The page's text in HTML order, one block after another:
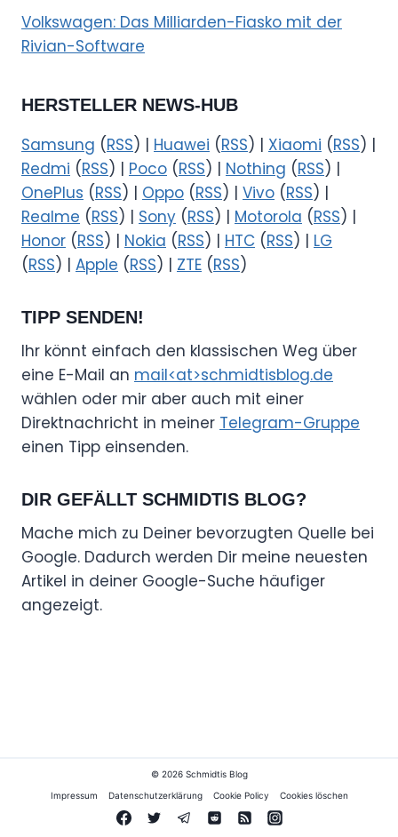
Volkswagen: Das Milliarden-Fiasko mit der
Rivian-Software
HERSTELLER NEWS-HUB
Samsung (RSS) | Huawei (RSS) | Xiaomi (RSS) |
Redmi (RSS) | Poco (RSS) | Nothing (RSS) |
OnePlus (RSS) | Oppo (RSS) | Vivo (RSS) |
Realme (RSS) | Sony (RSS) | Motorola (RSS) |
Honor (RSS) | Nokia (RSS) | HTC (RSS) | LG
(RSS) | Apple (RSS) | ZTE (RSS)
TIPP SENDEN!
Ihr könnt einfach den klassischen Weg über
eine E-Mail an mail<at>schmidtisblog.de
wählen oder mir aber auch mit einer
Direktnachricht in meiner Telegram-Gruppe
einen Tipp einsenden.
DIR GEFÄLLT SCHMIDTIS BLOG?
Mache mich zu Deiner bevorzugten Quelle bei
Google. Dadurch werden Dir meine neuesten
Artikel in deiner Google-Suche häufiger
angezeigt.
© 2026 Schmidtis Blog
Impressum Datenschutzerklärung Cookie Policy Cookies löschen